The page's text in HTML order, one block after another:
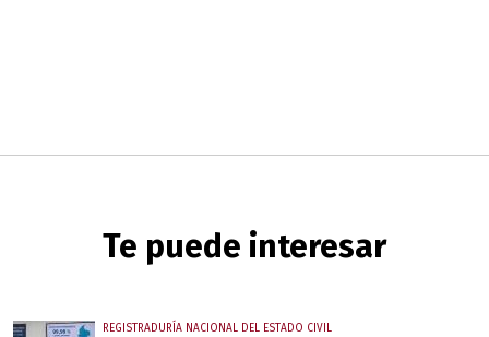
Te puede interesar
REGISTRADURÍA NACIONAL DEL ESTADO CIVIL